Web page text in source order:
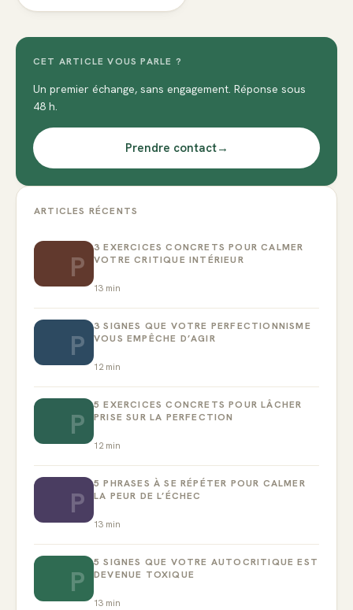
CET ARTICLE VOUS PARLE ?
Un premier échange, sans engagement. Réponse sous
48 h.
Prendre contact→
ARTICLES RÉCENTS
P
3 EXERCICES CONCRETS POUR CALMER
VOTRE CRITIQUE INTÉRIEUR
13 min
P
3 SIGNES QUE VOTRE PERFECTIONNISME
VOUS EMPÊCHE D’AGIR
12min
P
5 EXERCICES CONCRETS POUR LÂCHER
PRISE SUR LA PERFECTION
12min
P
5 PHRASES À SE RÉPÉTER POUR CALMER
LA PEUR DE L’ÉCHEC
13 min
P
5 SIGNES QUE VOTRE AUTOCRITIQUE EST
DEVENUE TOXIQUE
13 min